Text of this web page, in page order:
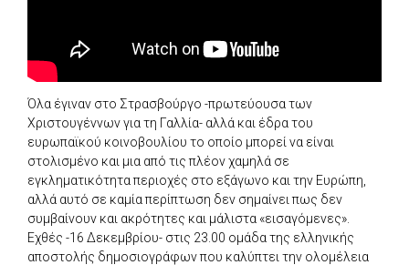
Όλα έγιναν στο Στρασβούργο -πρωτεύουσα των
Χριστουγέννων για τη Γαλλία- αλλά και έδρα του
ευρωπαϊκού κοινοβουλίου το οποίο μπορεί να είναι
στολισμένο και μια από τις πλέον χαμηλά σε
εγκληματικότητα περιοχές στο εξάγωνο και την Ευρώπη,
αλλά αυτό σε καμία περίπτωση δεν σημαίνει πως δεν
συμβαίνουν και ακρότητες και μάλιστα «εισαγόμενες».
Εχθές -16 Δεκεμβρίου- στις 23.00 ομάδα της ελληνικής
αποστολής δημοσιογράφων που καλύπτει την ολομέλεια